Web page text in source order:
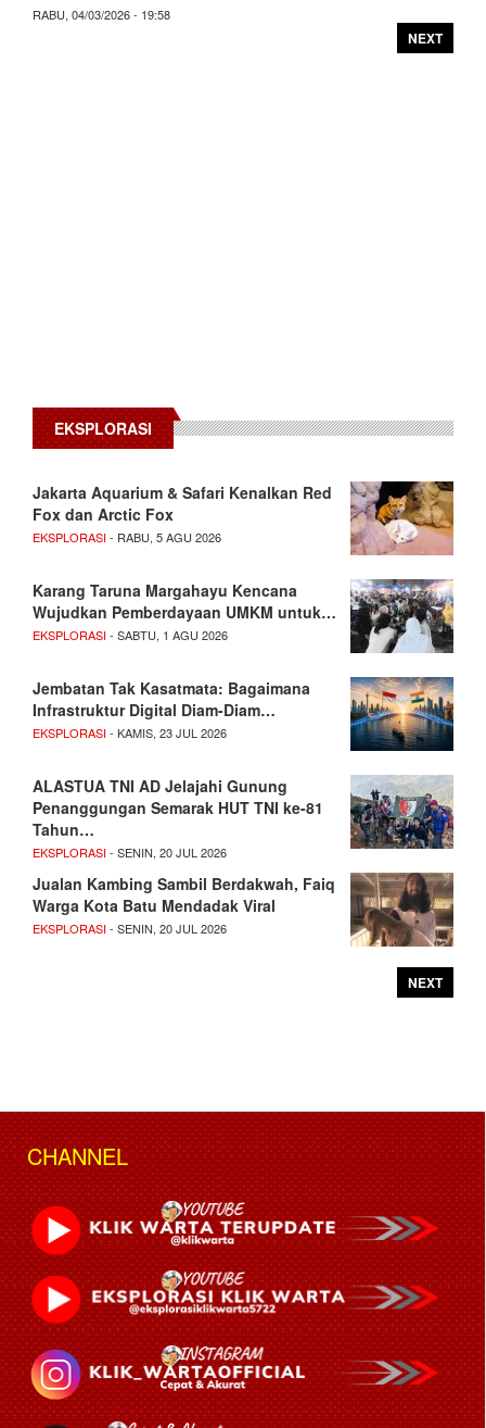
RABU, 04/03/2026 - 19:58
NEXT
EKSPLORASI
Jakarta Aquarium & Safari Kenalkan Red
Fox dan Arctic Fox
EKSPLORASI- RABU, 5 AGU 2026
Karang Taruna Margahayu Kencana
Wujudkan Pemberdayaan UMKM untuk…
EKSPLORASI- SABTU, 1 AGU 2026
Jembatan Tak Kasatmata: Bagaimana
Infrastruktur Digital Diam-Diam…
EKSPLORASI- KAMIS, 23 JUL 2026
ALASTUA TNI AD Jelajahi Gunung
Penanggungan Semarak HUT TNI ke-81
Tahun…
EKSPLORASI- SENIN, 20 JUL 2026
Jualan Kambing Sambil Berdakwah, Faiq
Warga Kota Batu Mendadak Viral
EKSPLORASI- SENIN, 20 JUL 2026
NEXT
CHANNEL